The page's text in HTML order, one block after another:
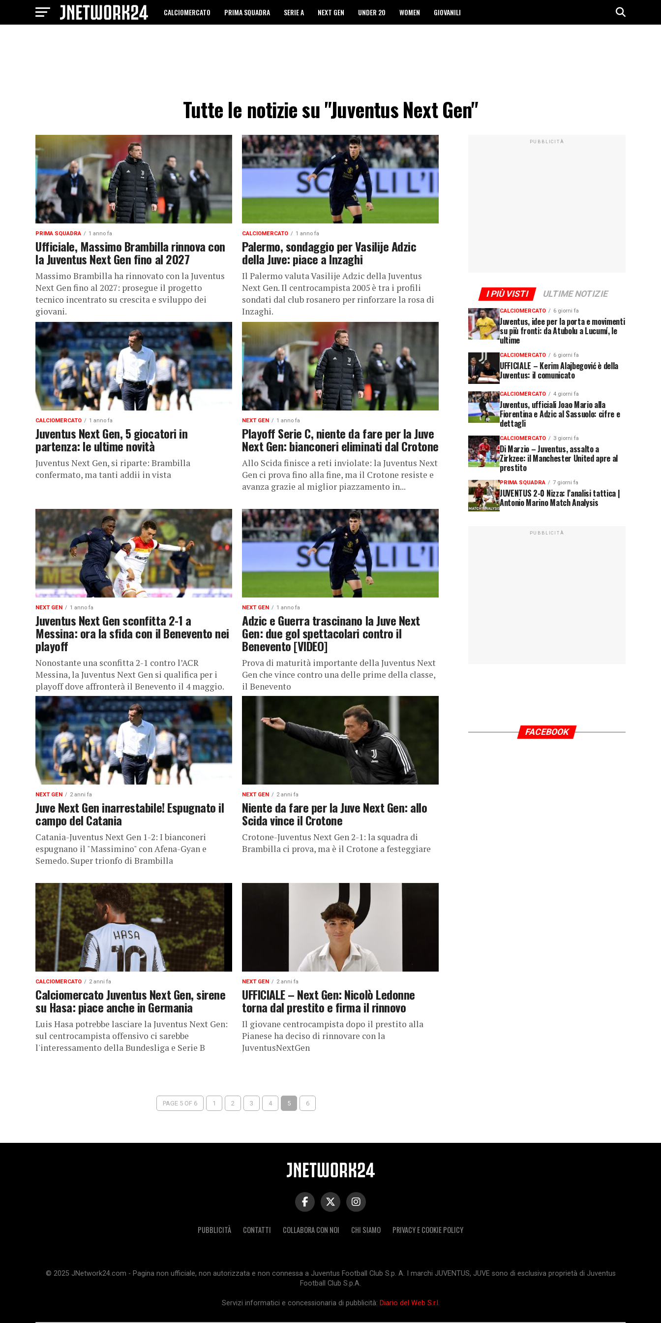
CALCIOMERCATO PRIMA SQUADRA SERIE A NEXT GEN UNDER 20 WOMEN GIOVANILI
Tutte le notizie su "Juventus Next Gen"
PRIMA SQUADRA 1 anno fa
Ufficiale, Massimo Brambilla rinnova con
la Juventus Next Gen fino al 2027
Massimo Brambilla ha rinnovato con la Juventus
Next Gen fino al 2027: prosegue il progetto
tecnico incentrato su crescita e sviluppo dei
giovani.
CALCIOMERCATO 1 anno fa
Palermo, sondaggio per Vasilije Adzic
della Juve: piace a Inzaghi
Il Palermo valuta Vasilije Adzic della Juventus
Next Gen. Il centrocampista 2005 è tra i profili
sondati dal club rosanero per rinforzare la rosa di
Inzaghi.
CALCIOMERCATO 1 anno fa
Juventus Next Gen, 5 giocatori in
partenza: le ultime novità
Juventus Next Gen, si riparte: Brambilla
confermato, ma tanti addii in vista
NEXT GEN 1 anno fa
Playoff Serie C, niente da fare per la Juve
Next Gen: bianconeri eliminati dal Crotone
Allo Scida finisce a reti inviolate: la Juventus Next
Gen ci prova fino alla fine, ma il Crotone resiste e
avanza grazie al miglior piazzamento in...
NEXT GEN 1 anno fa
Juventus Next Gen sconfitta 2-1 a
Messina: ora la sfida con il Benevento nei
playoff
Nonostante una sconfitta 2-1 contro l’ACR
Messina, la Juventus Next Gen si qualifica per i
playoff dove affronterà il Benevento il 4 maggio.
NEXT GEN 1 anno fa
Adzic e Guerra trascinano la Juve Next
Gen: due gol spettacolari contro il
Benevento [VIDEO]
Prova di maturità importante della Juventus Next
Gen che vince contro una delle prime della classe,
il Benevento
NEXT GEN 2 anni fa
Juve Next Gen inarrestabile! Espugnato il
campo del Catania
Catania-Juventus Next Gen 1-2: I bianconeri
espugnano il "Massimino" con Afena-Gyan e
Semedo. Super trionfo di Brambilla
NEXT GEN 2 anni fa
Niente da fare per la Juve Next Gen: allo
Scida vince il Crotone
Crotone-Juventus Next Gen 2-1: la squadra di
Brambilla ci prova, ma è il Crotone a festeggiare
CALCIOMERCATO 2 anni fa
Calciomercato Juventus Next Gen, sirene
su Hasa: piace anche in Germania
Luis Hasa potrebbe lasciare la Juventus Next Gen:
sul centrocampista offensivo ci sarebbe
l'interessamento della Bundesliga e Serie B
NEXT GEN 2 anni fa
UFFICIALE – Next Gen: Nicolò Ledonne
torna dal prestito e firma il rinnovo
Il giovane centrocampista dopo il prestito alla
Pianese ha deciso di rinnovare con la
JuventusNextGen
PAGE 5 OF 6 1 2 3 4 5 6
PUBBLICITÀ
I PIÙ VISTI ULTIME NOTIZIE
CALCIOMERCATO 6 giorni fa
Juventus, idee per la porta e movimenti
su più fronti: da Atubolu a Lucumí, le
ultime
CALCIOMERCATO 6 giorni fa
UFFICIALE – Kerim Alajbegović è della
Juventus: il comunicato
CALCIOMERCATO 4 giorni fa
Juventus, ufficiali Joao Mario alla
Fiorentina e Adzic al Sassuolo: cifre e
dettagli
CALCIOMERCATO 3 giorni fa
Di Marzio – Juventus, assalto a
Zirkzee: il Manchester United apre al
prestito
PRIMA SQUADRA 7 giorni fa
JUVENTUS 2-0 Nizza: l’analisi tattica |
Antonio Marino Match Analysis
PUBBLICITÀ
FACEBOOK
PUBBLICITÀ CONTATTI COLLABORA CON NOI CHI SIAMO PRIVACY E COOKIE POLICY
© 2025 JNetwork24.com - Pagina non ufficiale, non autorizzata e non connessa a Juventus Football Club S.p. A. I marchi JUVENTUS, JUVE sono di esclusiva proprietà di Juventus
Football Club S.p.A.
Servizi informatici e concessionaria di pubblicità: Diario del Web S.r.l.